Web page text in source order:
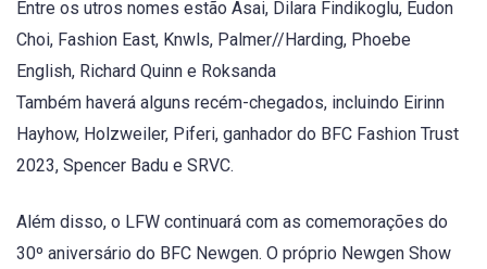
Entre os utros nomes estão Asai, Dilara Findikoglu, Eudon
Choi, Fashion East, Knwls, Palmer//Harding, Phoebe
English, Richard Quinn e Roksanda
Também haverá alguns recém-chegados, incluindo Eirinn
Hayhow, Holzweiler, Piferi, ganhador do BFC Fashion Trust
2023, Spencer Badu e SRVC.
Além disso, o LFW continuará com as comemorações do
30º aniversário do BFC Newgen. O próprio Newgen Show